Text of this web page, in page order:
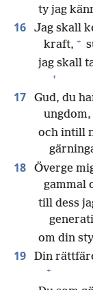
ty jag
16
Jag skall
kraft, +
jag skall
+
17
Gud, du
ungdom,
och intill
18
Överge
gammal
till dess
om din
19 Din
+